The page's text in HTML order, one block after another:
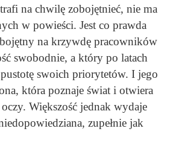
na chwilę zobojętnieć, nie ma
w powieści. Jest co prawda
na krzywdę pracowników
swobodnie, a który po latach
pustotę swoich priorytetów. I jego
która poznaje świat i otwiera
oczy. Większość jednak wydaje
zupełnie jak